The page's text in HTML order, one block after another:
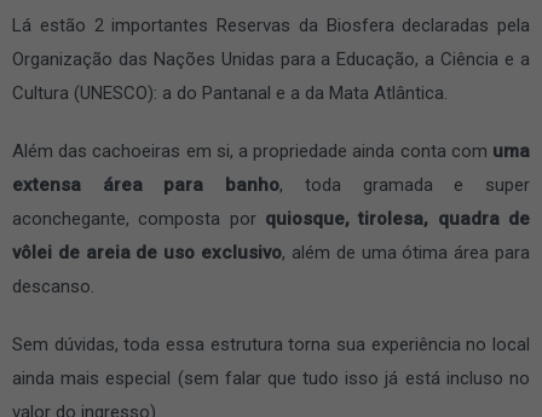
Lá estão 2 importantes Reservas da Biosfera declaradas pela
Organização das Nações Unidas para a Educação, a Ciência e a
Cultura (UNESCO): a do Pantanal e a da Mata Atlântica.
Além das cachoeiras em si, a propriedade ainda conta com uma
extensa área para banho, toda gramada e super
aconchegante, composta por quiosque, tirolesa, quadra de
vôlei de areia de uso exclusivo, além de uma ótima área para
descanso.
Sem dúvidas, toda essa estrutura torna sua experiência no local
ainda mais especial (sem falar que tudo isso já está incluso no
valor do ingresso).